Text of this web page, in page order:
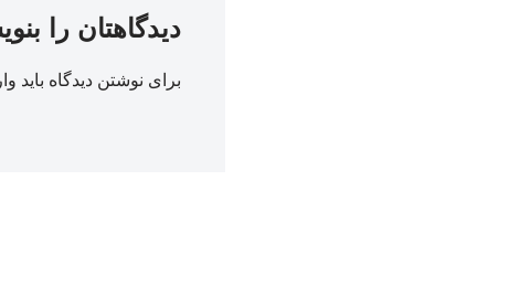
دیدگاهتان را
برای نوشتن دیدگاه باید